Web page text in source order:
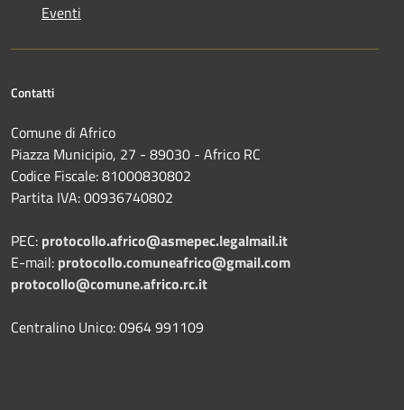
Eventi
Contatti
Comune di Africo
Piazza Municipio, 27 - 89030 - Africo RC
Codice Fiscale: 81000830802
Partita IVA: 00936740802
PEC: protocollo.africo@asmepec.legalmail.it
E-mail: protocollo.comuneafrico@gmail.com
protocollo@comune.africo.rc.it
Centralino Unico: 0964 991109